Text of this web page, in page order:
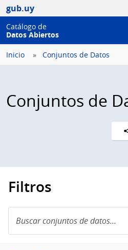
gub.uy
Catálogo de
Datos Abiertos
Inicio Conjuntos de Datos
Conjuntos de
Filtros
conjuntos
de